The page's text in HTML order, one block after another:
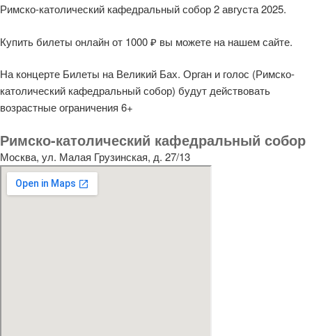
Римско-католический кафедральный собор 2 августа 2025.
Купить билеты онлайн от 1000 ₽ вы можете на нашем сайте.
На концерте Билеты на Великий Бах. Орган и голос (Римско-
католический кафедральный собор) будут действовать
возрастные ограничения 6+
Римско-католический кафедральный собор
Москва, ул. Малая Грузинская, д. 27/13